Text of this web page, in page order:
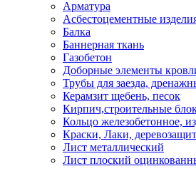
Арматура
Асбестоцементные
Балка
Баннерная ткань
Газобетон
Доборные элементы
Трубы для заезда,
Керамзит щебень, песок
Кирпич,строительные
Кольцо железобетонное,
Краски, Лаки,
Лист металлический
Лист плоский